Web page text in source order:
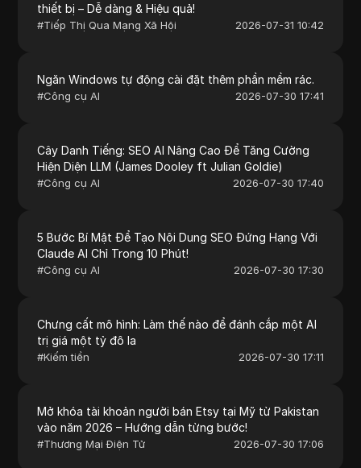
thiết bị – Dễ dàng & Hiệu quả!
#Tiếp Thị Qua Mạng Xã Hội 2026-07-31 10:42
Ngăn Windows tự động cài đặt thêm phần mềm rác.
#Công cụ AI 2026-07-30 17:41
Cây Danh Tiếng: SEO AI Nâng Cao Để Tăng Cường
Hiện Diện LLM (James Dooley ft Julian Goldie)
#Công cụ AI 2026-07-30 17:40
5 Bước Bí Mật Để Tạo Nội Dung SEO Đứng Hạng Với
Claude AI Chỉ Trong 10 Phút!
#Công cụ AI 2026-07-30 17:30
Chưng cất mô hình: Làm thế nào để đánh cắp một AI
trị giá một tỷ đô la
#Kiếm tiền 2026-07-30 17:11
Mở khóa tài khoản người bán Etsy tại Mỹ từ Pakistan
vào năm 2026 – Hướng dẫn từng bước!
#Thương Mại Điện Tử 2026-07-30 17:06